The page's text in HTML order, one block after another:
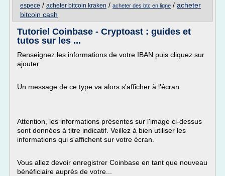
espece / acheter bitcoin kraken / acheter des btc en ligne / acheter
bitcoin cash
Tutoriel Coinbase - Cryptoast : guides et
tutos sur les ...
Renseignez les informations de votre IBAN puis cliquez sur
ajouter
Un message de ce type va alors s'afficher à l'écran
Attention, les informations présentes sur l'image ci-dessus
sont données à titre indicatif. Veillez à bien utiliser les
informations qui s'affichent sur votre écran.
Vous allez devoir enregistrer Coinbase en tant que nouveau
bénéficiaire auprès de votre...